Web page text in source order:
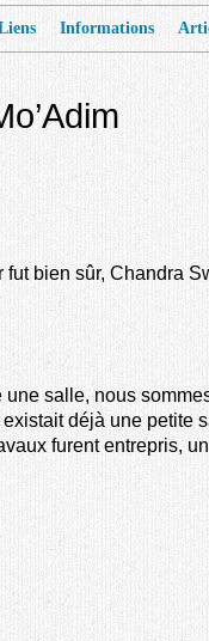
Informations
bien sûr, Chandra
salle, nous
déjà une petite
furent entrepris,